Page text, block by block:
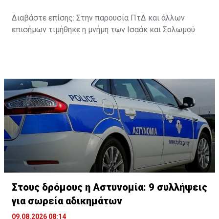
Διαβάστε επίσης: Στην παρουσία ΠτΔ και άλλων
επισήμων τιμήθηκε η μνήμη των Ισαάκ και Σολωμού
Στους δρόμους η Αστυνομία: 9 συλλήψεις
για σωρεία αδικημάτων
09.08.2026 08:14